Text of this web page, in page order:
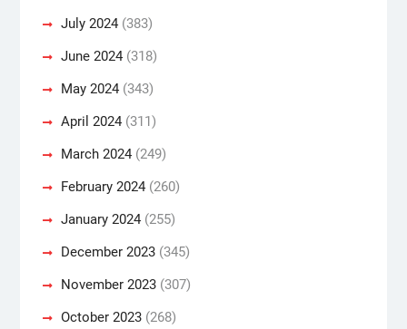
July 2024(383)
June 2024(318)
May 2024(343)
April 2024(311)
March 2024(249)
February 2024(260)
January 2024(255)
December 2023(345)
November 2023(307)
October 2023(268)